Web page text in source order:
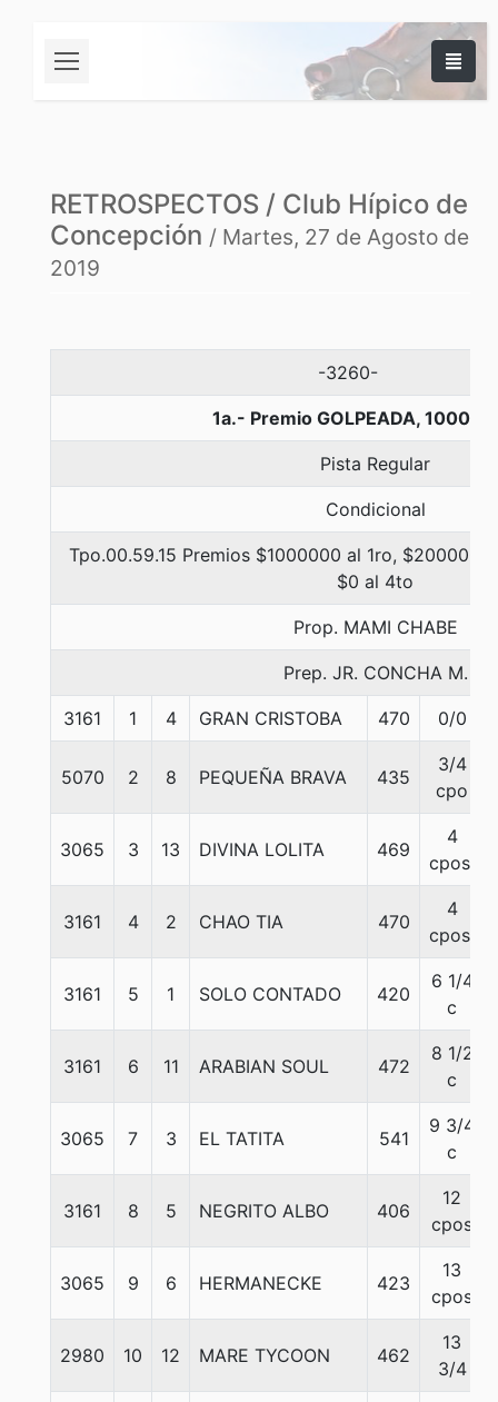
RETROSPECTOS / Club Hípico de
Concepción / Martes, 27 de Agosto de
2019
-3260-
1a.- Premio GOLPEADA, 1000
Pista Regular
Condicional
Tpo.00.59.15 Premios $1000000 al 1ro, $200000
$0 al 4to
Prop. MAMI CHABE
Prep. JR. CONCHA M.
3161 1 4 GRAN CRISTOBA 470 0/0
5070 2 8 PEQUEÑA BRAVA 435
3/4
cpo
3065 3 13 DIVINA LOLITA 469
4
cpos.
3161 4 2 CHAO TIA 470
4
cpos.
3161 5 1 SOLO CONTADO 420
6 1/4
c
3161 6 11 ARABIAN SOUL 472
8 1/2
c
3065 7 3 EL TATITA 541
9 3/4
c
3161 8 5 NEGRITO ALBO 406
12
cpos
3065 9 6 HERMANECKE 423
13
cpos
2980 10 12 MARE TYCOON 462
13
3/4